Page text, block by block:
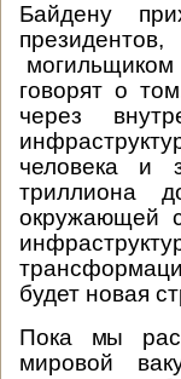
Байдену
говорят о
через
человека и
триллиона
окружающей
будет новая
Пока мы
мировой